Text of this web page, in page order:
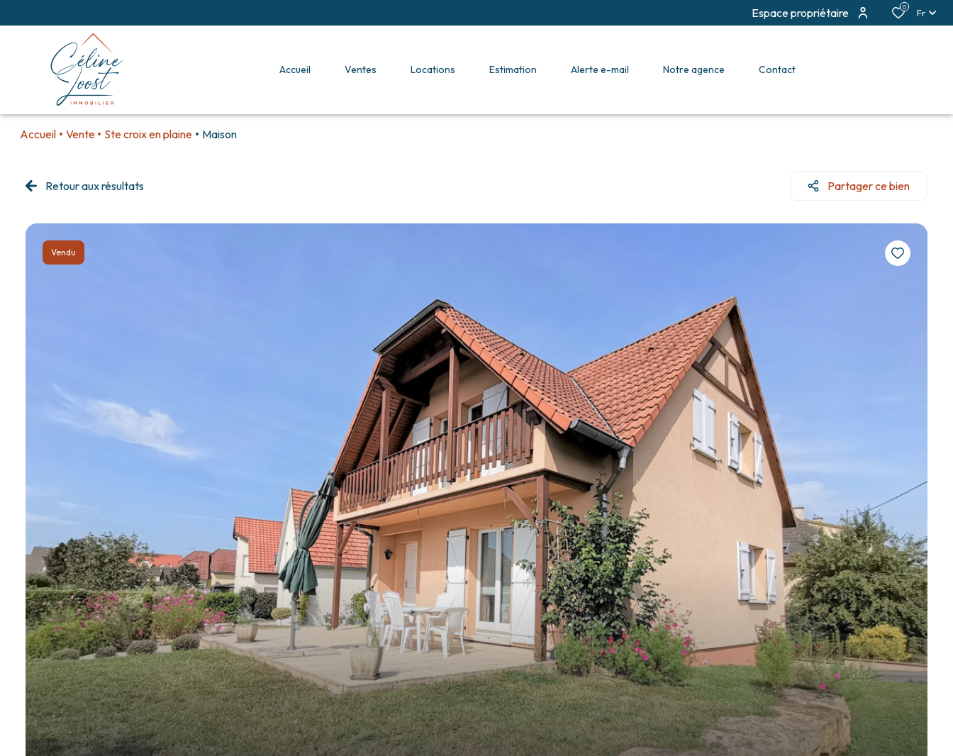
Espace propriétaire 0 Fr
accueil ventes locations estimation alerte e-mail notre agence contact
Accueil Vente Ste croix en plaine Maison
Retour aux résultats Partager ce bien
Vendu